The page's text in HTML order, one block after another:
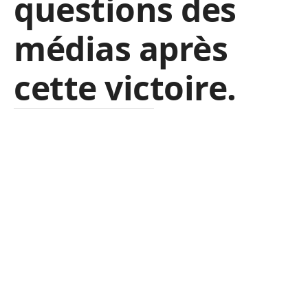
questions des
médias après
cette victoire.